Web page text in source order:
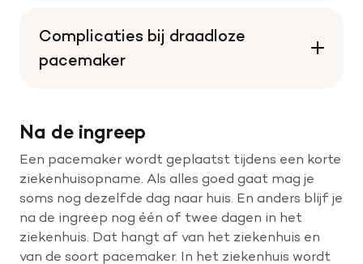
Complicaties bij draadloze
pacemaker
Na de ingreep
Een pacemaker wordt geplaatst tijdens een korte
ziekenhuisopname. Als alles goed gaat mag je
soms nog dezelfde dag naar huis. En anders blijf je
na de ingreep nog één of twee dagen in het
ziekenhuis. Dat hangt af van het ziekenhuis en
van de soort pacemaker. In het ziekenhuis wordt